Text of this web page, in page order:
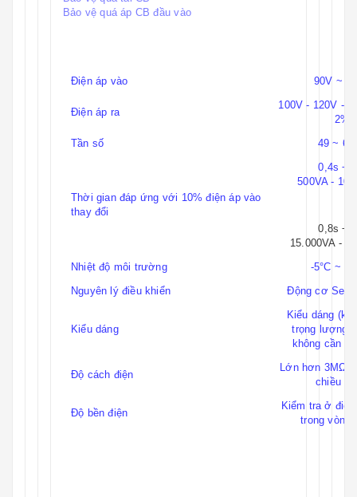
Bảo vệ quá áp CB đầu vào
Điện áp vào 90V ~
Điện áp ra
100V - 120V -
2%
Tần số
49 ~
Thời gian đáp ứng với 10% điện áp vào
thay đổi
0,4s ÷
500VA -
0,8s ÷
15.000VA -
Nhiệt độ môi trường
-5°C ~
Nguyên lý điều khiển
Động cơ
Kiểu dáng
Kiểu dáng
trọng lượng)
không cần
Độ cách điện
Lớn hơn 3MΩ
chiều
Độ bền điện
Kiểm tra ở
trong vòng